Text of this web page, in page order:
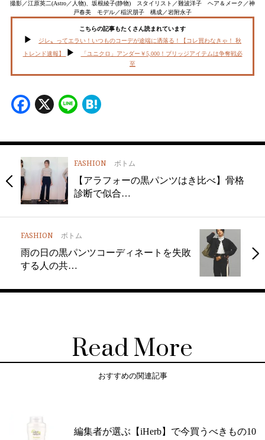
撮影／江原英二(Astro／人物)、坂根綾子(静物) スタイリスト／難波洋子 ヘア＆メーク／神
戸春美 モデル／稲沢朋子 構成／岩附永子
こちらの記事もたくさん読まれています
ジレ〟ってエラい！いつものコーデが途端に洒落る！【コレ買わなきゃ！ 秋
トレンド速報】
「ユニクロ」アンダー￥5,000！ブリッジアイテムは争奪戦必
至
Facebook
X Line
FASHION ボトム
【アラフォーの黒パンツはき比べ】骨格
診断で似合…
FASHION ボトム
雨の日の黒パンツコーディネートを失敗
する人の共…
Read More
おすすめの関連記事
編集者が選ぶ【iHerb】で今買うべきもの10